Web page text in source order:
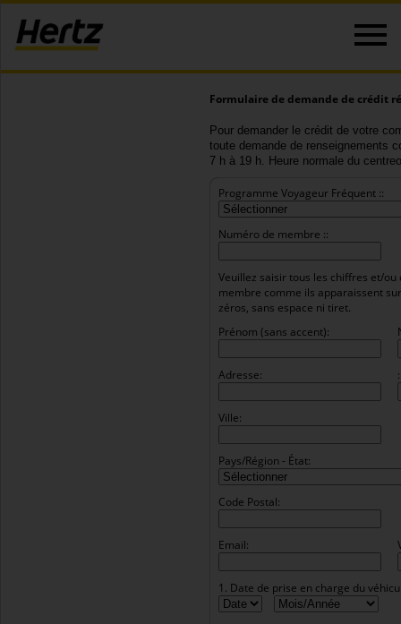
Formulaire de demande de crédit
Pour demander le crédit de votre
toute demande de renseignements
7 h à 19 h. Heure normale du
Programme Voyageur Fréquent ::
Numéro de membre ::
Veuillez saisir tous les chiffres et/
membre comme ils apparaissent
zéros, sans espace ni tiret.
Prénom (sans accent):
Adresse: :
Ville:
Pays/Région - État:
Code Postal:
Email:
1. Date de prise en charge du